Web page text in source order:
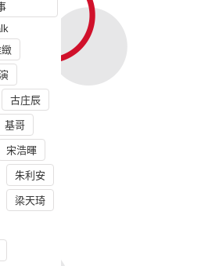
古庄辰
基哥
宋浩暉
朱利安
梁天琦